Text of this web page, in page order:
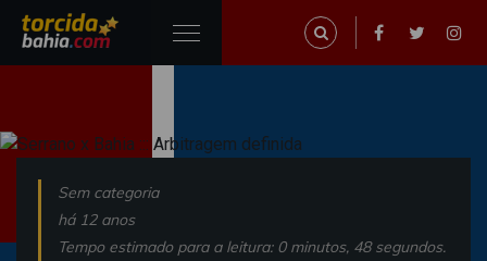
Sem categoria
há 12 anos
Tempo estimado para a leitura: 0 minutos, 48 segundos.